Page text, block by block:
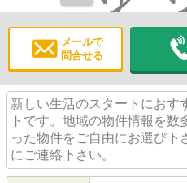
メールで
問合せる
新しい生活のスタートにおす
トです。地域の物件情報を
った物件をご自由にお選び下
にご連絡下さい。